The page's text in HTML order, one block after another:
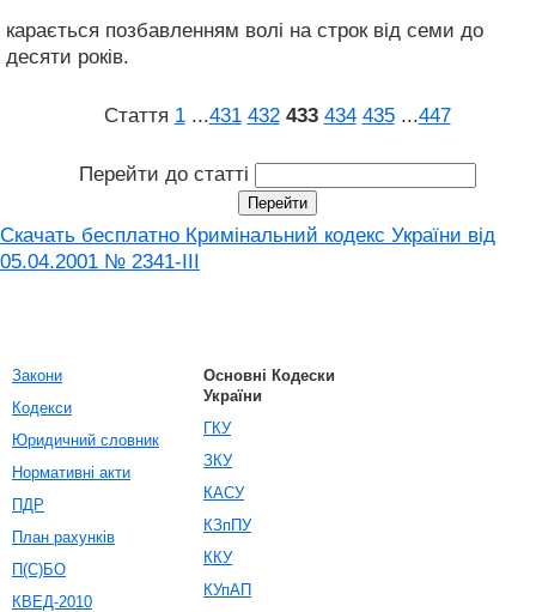
карається позбавленням волі на строк від семи до
десяти років.
Стаття 1 ...431 432 433 434 435 ...447
Перейти до статті
Скачать бесплатно Кримінальний кодекс України від
05.04.2001 № 2341-III
Закони
Кодекси
Юридичний словник
Нормативні акти
ПДР
План рахунків
П(С)БО
КВЕД-2010
Основні Кодески
України
ГКУ
ЗКУ
КАСУ
КЗпПУ
ККУ
КУпАП